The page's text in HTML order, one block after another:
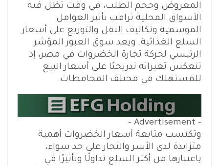
المعروض وحجم الطلب، في وقت تظل فيه
الأسواق المحلية تراقب تأثير العوامل
الموسمية وتكاليف النقل والتوزيع على أسعار
السلع الغذائية. ويعد سوق العبور المؤشر
الرئيسي لحركة تجارة الخضروات في مصر، إذ
تنعكس تغيراته تدريجيًا على أسعار البيع
للمستهلك في مختلف المحافظات.
- Advertisement -
وتكتسب متابعة أسعار الخضروات أهمية
متزايدة لدى الأسر والتجار على حد سواء،
باعتبارها من أكثر السلع تداولًا وتأثيرًا في